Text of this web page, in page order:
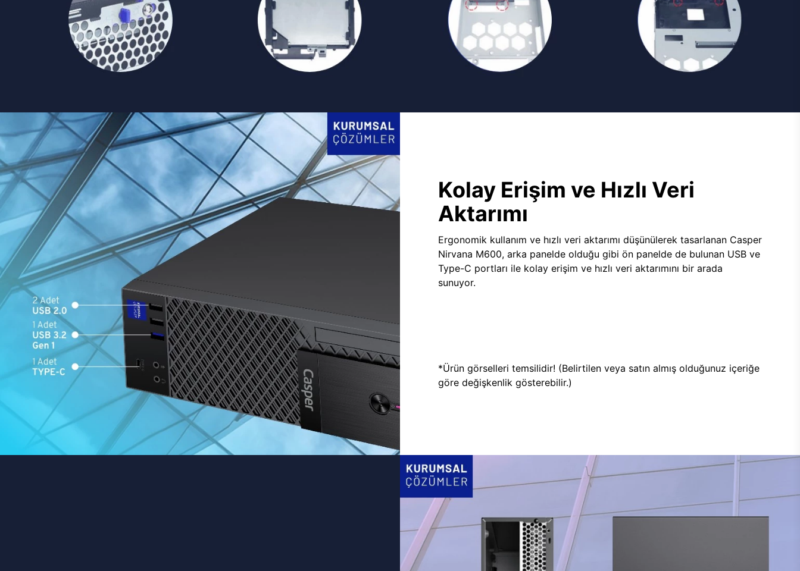
Kolay Erişim ve Hızlı Veri
Aktarımı
Ergonomik kullanım ve hızlı veri aktarımı düşünülerek tasarlanan Casper
Nirvana M600, arka panelde olduğu gibi ön panelde de bulunan USB ve
Type-C portları ile kolay erişim ve hızlı veri aktarımını bir arada
sunuyor.
*Ürün görselleri temsilidir! (Belirtilen veya satın almış olduğunuz içeriğe
göre değişkenlik gösterebilir.)